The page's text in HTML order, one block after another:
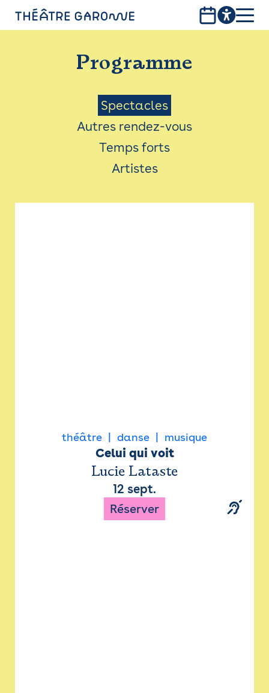
PROGRAMME
INFOS PRATIQUES
AVEC LES PUBLICS
ACCESSIBILITÉ
LES PRODUCTIONS
Programme
Menu
Saison
Spectacles
Autres rendez-vous
Temps forts
Artistes
théâtre danse musique
Celui qui voit
Lucie Lataste
12 sept.
Réserver